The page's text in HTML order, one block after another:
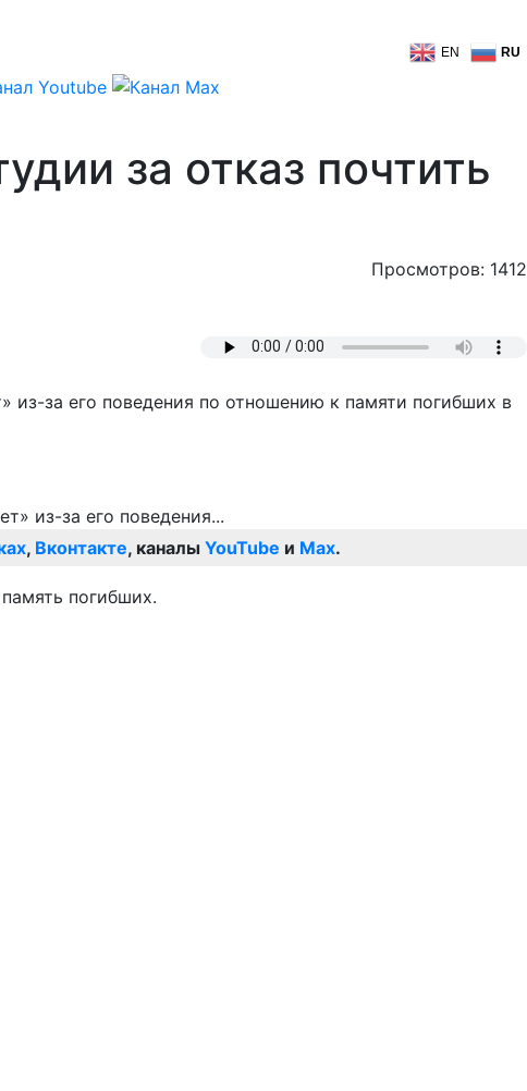
EN RU
за отказ почтить
Просмотров: 1412
из-за его поведения по отношению к памяти погибших в
, Вконтакте, каналы YouTube и Max.
погибших.